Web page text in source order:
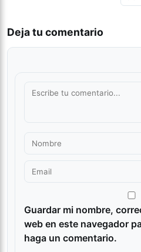
Deja tu comentario
Guardar mi nombre,
web en este navegador
haga un comentario.